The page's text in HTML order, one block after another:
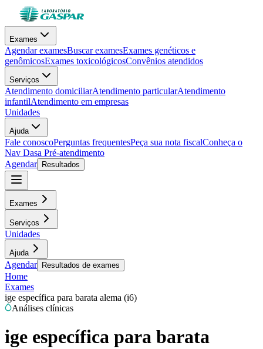
Exames
Agendar examesBuscar examesExames genéticos e
genômicosExames toxicológicosConvênios atendidos
Serviços
Atendimento domiciliarAtendimento particularAtendimento
infantilAtendimento em empresas
Unidades
Ajuda
Fale conoscoPerguntas frequentesPeça sua nota fiscalConheça o
Nav Dasa Pré-atendimento
Agendar
Resultados
Exames
Serviços
Unidades
Ajuda
Agendar Resultados de exames
Home
Exames
ige específica para barata alema (i6)
Análises clínicas
ige específica para barata